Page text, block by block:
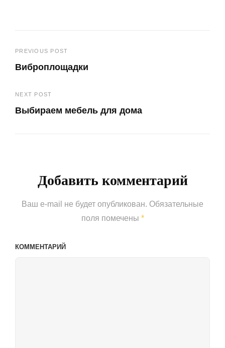
Навигация
по
записям
PREVIOUS POST
Виброплощадки
Post
NEXT POST
Выбираем мебель для дома
Добавить комментарий
Ваш e-mail не будет опубликован. Обязательные
поля помечены *
КОММЕНТАРИЙ